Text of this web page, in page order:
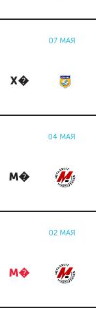
07 МАЯ
Х�
04 МАЯ
М�
02 МАЯ
М�